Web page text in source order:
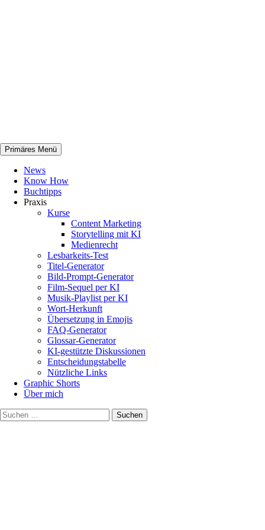
netknowhow
Primäres Menü
News
Know How
Buchtipps
Praxis
Kurse
Content Marketing
Storytelling mit KI
Medienrecht
Lesbarkeits-Test
Titel-Generator
Bild-Prompt-Generator
Film-Sequel per KI
Musik-Playlist per KI
Wort-Herkunft
Übersetzung in Emojis
FAQ-Generator
Glossar-Generator
KI-gestützte Diskussionen
Entscheidungstabelle
Nützliche Links
Graphic Shorts
Über mich
Suchen
nach: